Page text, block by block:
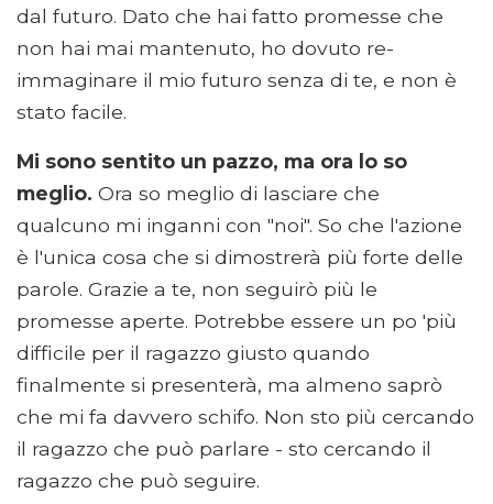
dal futuro. Dato che hai fatto promesse che
non hai mai mantenuto, ho dovuto re-
immaginare il mio futuro senza di te, e non è
stato facile.
Mi sono sentito un pazzo, ma ora lo so
meglio. Ora so meglio di lasciare che
qualcuno mi inganni con "noi". So che l'azione
è l'unica cosa che si dimostrerà più forte delle
parole. Grazie a te, non seguirò più le
promesse aperte. Potrebbe essere un po 'più
difficile per il ragazzo giusto quando
finalmente si presenterà, ma almeno saprò
che mi fa davvero schifo. Non sto più cercando
il ragazzo che può parlare - sto cercando il
ragazzo che può seguire.